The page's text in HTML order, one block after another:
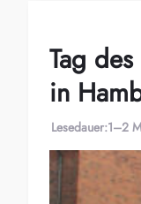
Tag
in
Lesedauer:1–2